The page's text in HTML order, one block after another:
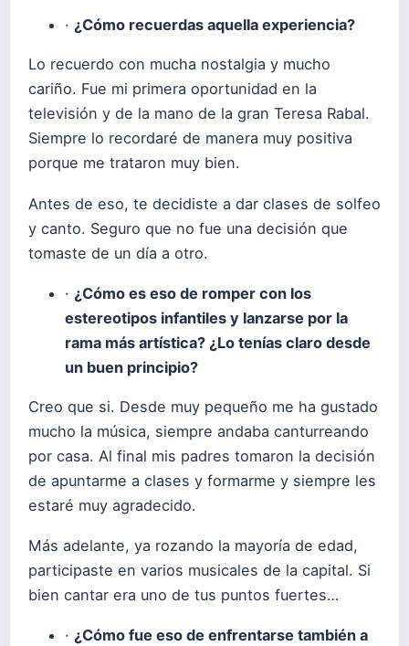
· ¿Cómo recuerdas aquella experiencia?
Lo recuerdo con mucha nostalgia y mucho
cariño. Fue mi primera oportunidad en la
televisión y de la mano de la gran Teresa Rabal.
Siempre lo recordaré de manera muy positiva
porque me trataron muy bien.
Antes de eso, te decidiste a dar clases de solfeo
y canto. Seguro que no fue una decisión que
tomaste de un día a otro.
· ¿Cómo es eso de romper con los
estereotipos infantiles y lanzarse por la
rama más artística? ¿Lo tenías claro desde
un buen principio?
Creo que si. Desde muy pequeño me ha gustado
mucho la música, siempre andaba canturreando
por casa. Al final mis padres tomaron la decisión
de apuntarme a clases y formarme y siempre les
estaré muy agradecido.
Más adelante, ya rozando la mayoría de edad,
participaste en varios musicales de la capital. Si
bien cantar era uno de tus puntos fuertes…
· ¿Cómo fue eso de enfrentarse también a